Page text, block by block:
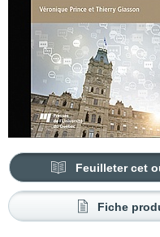
Feuilleter cet
Fiche